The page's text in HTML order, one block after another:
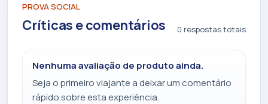
PROVA SOCIAL
Críticas e comentários 0 respostas totais
Nenhuma avaliação de produto ainda.
Seja o primeiro viajante a deixar um comentário
rápido sobre esta experiência.